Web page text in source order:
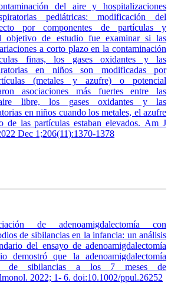
del aire y hospitalizaciones
pediátricas: modificación del
por componentes de partículas y
objetivo de estudio fue examinar si las
a corto plazo en la contaminación
finas, los gases oxidantes y las
en niños son modificadas por
(metales y azufre) o potencial
asociaciones más fuertes entre las
libre, los gases oxidantes y las
en niños cuando los metales, el azufre
de las partículas estaban elevados. Am J
Dec 1;206(11):1370-1378
de adenoamigdalectomía con
de sibilancias en la infancia: un análisis
del ensayo de adenoamigdalectomía
que la adenoamigdalectomía
de sibilancias a los 7 meses de
2022; 1- 6. doi:10.1002/ppul.26252